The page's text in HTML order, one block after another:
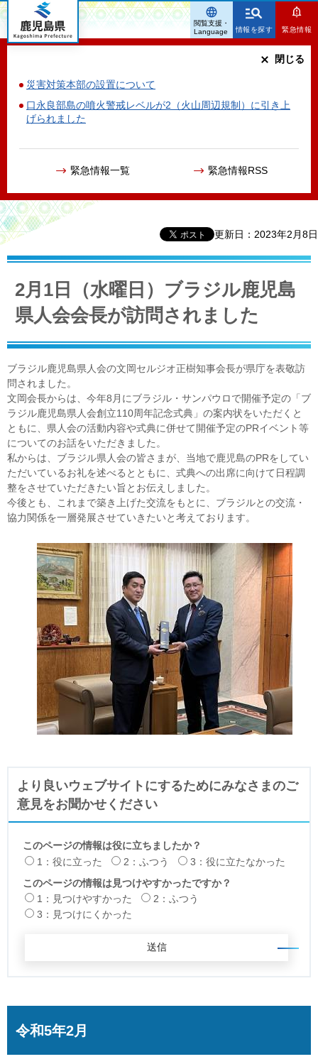
鹿児島県
情報を探す 緊急情報
災害対策本部の設置について
口永良部島の噴火警戒レベルが2（火山周辺規制）に引き上
げられました
緊急情報一覧 緊急情報RSS
閉じる
閲覧支援・
Language
更新日：2023年2月8日
2月1日（水曜日）ブラジル鹿児島
県人会会長が訪問されました
ブラジル鹿児島県人会の文岡セルジオ正樹知事会長が県庁を表敬訪
問されました。
文岡会長からは、今年8月にブラジル・サンパウロで開催予定の「ブ
ラジル鹿児島県人会創立110周年記念式典」の案内状をいただくと
ともに、県人会の活動内容や式典に併せて開催予定のPRイベント等
についてのお話をいただきました。
私からは、ブラジル県人会の皆さまが、当地で鹿児島のPRをしてい
ただいているお礼を述べるとともに、式典への出席に向けて日程調
整をさせていただきたい旨とお伝えしました。
今後とも、これまで築き上げた交流をもとに、ブラジルとの交流・
協力関係を一層発展させていきたいと考えております。
より良いウェブサイトにするためにみなさまのご
意見をお聞かせください
このページの情報は役に立ちましたか？
1：役に立った
2：ふつう
3：役に立たなかった
このページの情報は見つけやすかったですか？
1：見つけやすかった
2：ふつう
3：見つけにくかった
令和5年2月